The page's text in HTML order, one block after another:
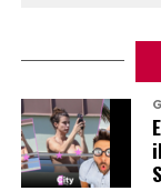
quella
raccontato
Da allora
maggiore